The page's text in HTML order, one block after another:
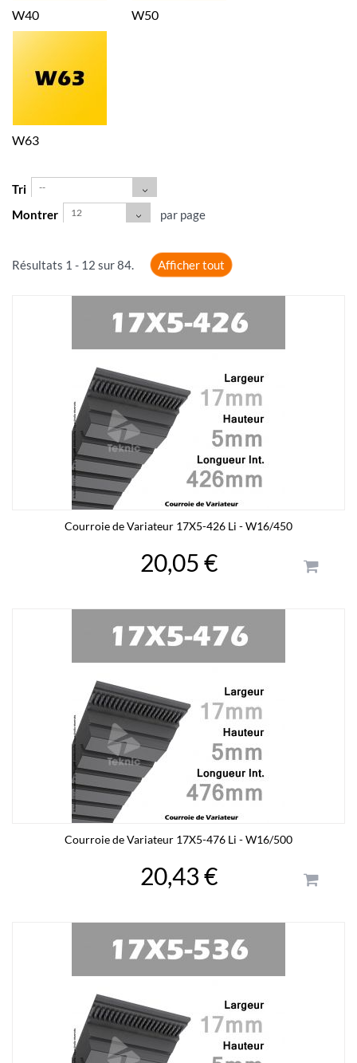
W40 W50
W63
Tri --
Montrer 12 par page
Résultats 1 - 12 sur 84. Afficher tout
Courroie de Variateur 17X5-426 Li - W16/450
20,05 €
Courroie de Variateur 17X5-476 Li - W16/500
20,43 €